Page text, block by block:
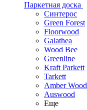
Паркетная доска
Синтерос
Green Forest
Floorwood
Galathea
Wood Bee
Greenline
Kraft Parkett
Tarkett
Amber Wood
Auswood
Еще